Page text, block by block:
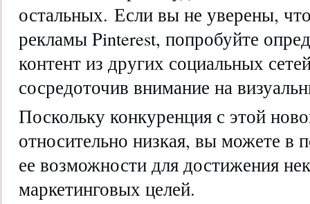
остальных. Если вы не уверены,
рекламы Pinterest, попробуйте
контент из других социальных
сосредоточив внимание на
Поскольку конкуренция с этой
относительно низкая, вы можете в
ее возможности для достижения
маркетинговых целей.